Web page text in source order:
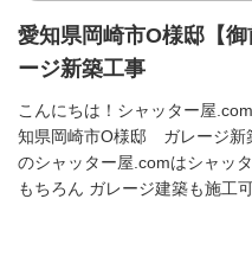
愛知県岡崎市O様邸【
ージ新築工事
こんにちは！シャッター屋
知県岡崎市O様邸 ガレージ
のシャッター屋.comはシャッ
もちろん ガレージ建築も施工